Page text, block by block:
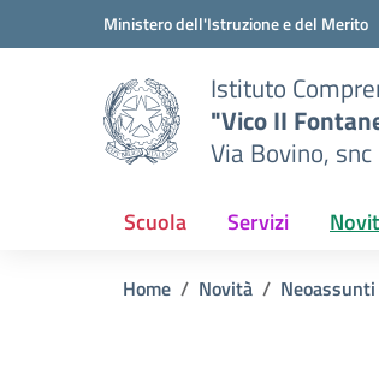
Vai ai contenuti
Vai al menu di navigazioneMinistero dell'Istruzione e del Merito
Istituto
"Vico II
Via Bovino,
Scuola Servizi
Home Novità Neoassunti